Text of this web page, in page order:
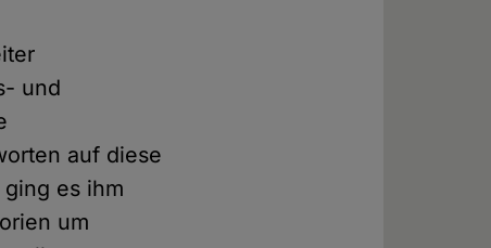
und
auf diese
es ihm
um